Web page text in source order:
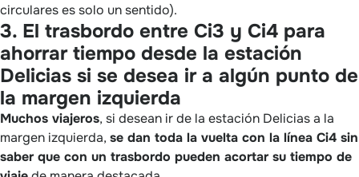
circulares es solo un sentido).
3. El trasbordo entre Ci3 y Ci4 para
ahorrar tiempo desde la estación
Delicias si se desea ir a algún punto de
la margen izquierda
Muchos viajeros, si desean ir de la estación Delicias a la
margen izquierda, se dan toda la vuelta con la línea Ci4 sin
saber que con un trasbordo pueden acortar su tiempo de